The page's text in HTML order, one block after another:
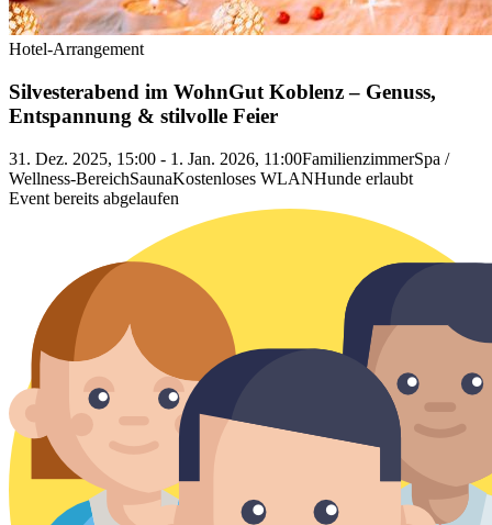
Hotel-Arrangement
Silvesterabend im WohnGut Koblenz – Genuss,
Entspannung & stilvolle Feier
31. Dez. 2025, 15:00 - 1. Jan. 2026, 11:00FamilienzimmerSpa /
Wellness-BereichSaunaKostenloses WLANHunde erlaubt
Event bereits abgelaufen